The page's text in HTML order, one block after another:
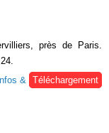
près de Paris.
&
Téléchargement